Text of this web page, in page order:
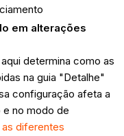
em alterações
determina como as
na guia "Detalhe"
configuração afeta a
e no modo de
as diferentes